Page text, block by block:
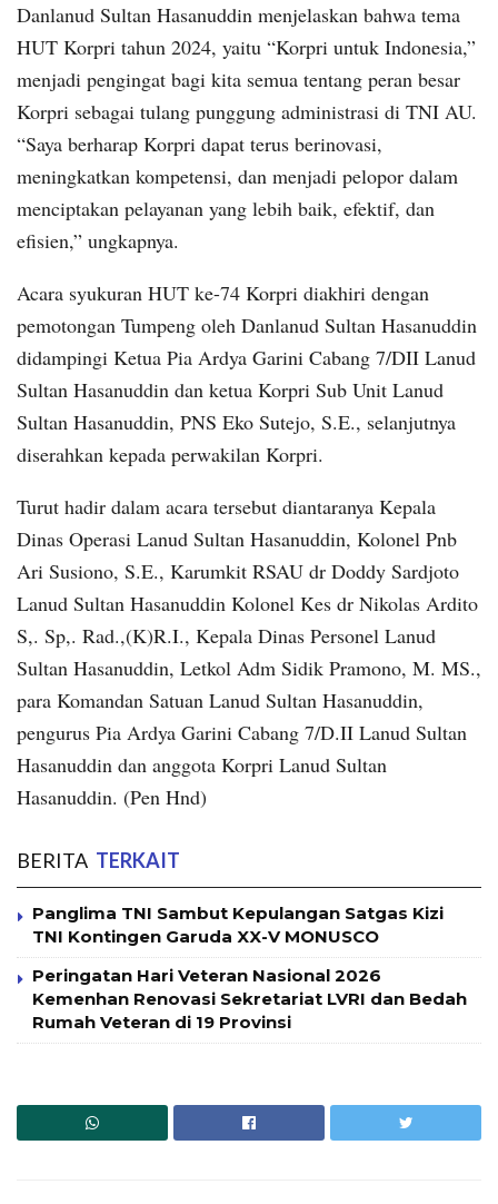
Danlanud Sultan Hasanuddin menjelaskan bahwa tema
HUT Korpri tahun 2024, yaitu “Korpri untuk Indonesia,”
menjadi pengingat bagi kita semua tentang peran besar
Korpri sebagai tulang punggung administrasi di TNI AU.
“Saya berharap Korpri dapat terus berinovasi,
meningkatkan kompetensi, dan menjadi pelopor dalam
menciptakan pelayanan yang lebih baik, efektif, dan
efisien,” ungkapnya.
Acara syukuran HUT ke-74 Korpri diakhiri dengan
pemotongan Tumpeng oleh Danlanud Sultan Hasanuddin
didampingi Ketua Pia Ardya Garini Cabang 7/DII Lanud
Sultan Hasanuddin dan ketua Korpri Sub Unit Lanud
Sultan Hasanuddin, PNS Eko Sutejo, S.E., selanjutnya
diserahkan kepada perwakilan Korpri.
Turut hadir dalam acara tersebut diantaranya Kepala
Dinas Operasi Lanud Sultan Hasanuddin, Kolonel Pnb
Ari Susiono, S.E., Karumkit RSAU dr Doddy Sardjoto
Lanud Sultan Hasanuddin Kolonel Kes dr Nikolas Ardito
S,. Sp,. Rad.,(K)R.I., Kepala Dinas Personel Lanud
Sultan Hasanuddin, Letkol Adm Sidik Pramono, M. MS.,
para Komandan Satuan Lanud Sultan Hasanuddin,
pengurus Pia Ardya Garini Cabang 7/D.II Lanud Sultan
Hasanuddin dan anggota Korpri Lanud Sultan
Hasanuddin. (Pen Hnd)
BERITA TERKAIT
Panglima TNI Sambut Kepulangan Satgas Kizi
TNI Kontingen Garuda XX-V MONUSCO
Peringatan Hari Veteran Nasional 2026
Kemenhan Renovasi Sekretariat LVRI dan Bedah
Rumah Veteran di 19 Provinsi